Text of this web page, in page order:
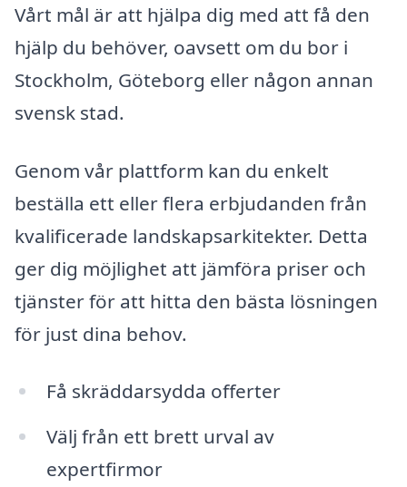
Vårt mål är att hjälpa dig med att få den
hjälp du behöver, oavsett om du bor i
Stockholm, Göteborg eller någon annan
svensk stad.
Genom vår plattform kan du enkelt
beställa ett eller flera erbjudanden från
kvalificerade landskapsarkitekter. Detta
ger dig möjlighet att jämföra priser och
tjänster för att hitta den bästa lösningen
för just dina behov.
Få skräddarsydda offerter
Välj från ett brett urval av
expertfirmor